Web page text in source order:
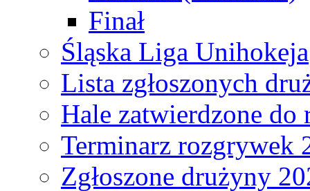
Finał
Śląska Liga Unihokeja
Lista zgłoszonych
Hale zatwierdzone do
Terminarz rozgrywek
Zgłoszone drużyny